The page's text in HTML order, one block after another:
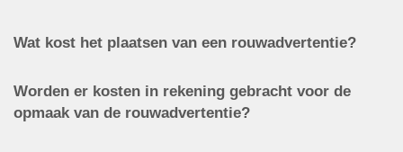
Wat kost het plaatsen van een rouwadvertentie?
Worden er kosten in rekening gebracht voor de
opmaak van de rouwadvertentie?